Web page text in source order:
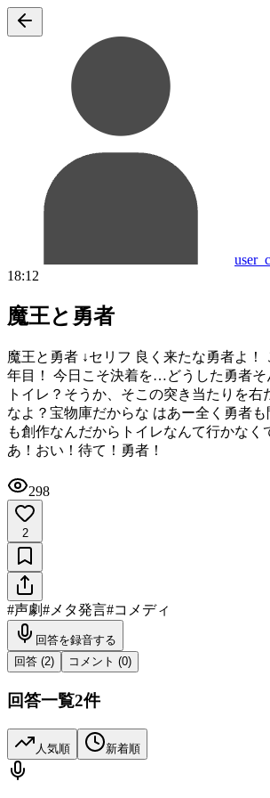
18:12
魔王と勇者
魔王と勇者 ↓セリフ 良く来たな勇者よ！
年目！ 今日こそ決着を…どうした勇者そ
トイレ？そうか、そこの突き当たりを右
なよ？宝物庫だからな はあー全く勇者
も創作なんだからトイレなんて行かな
あ！おい！待て！勇者！
298
2
#声劇# メタ発言#コメディ
回答を録音する
回答 (2) コメント (0)
回答一覧2件
人気順 新着順